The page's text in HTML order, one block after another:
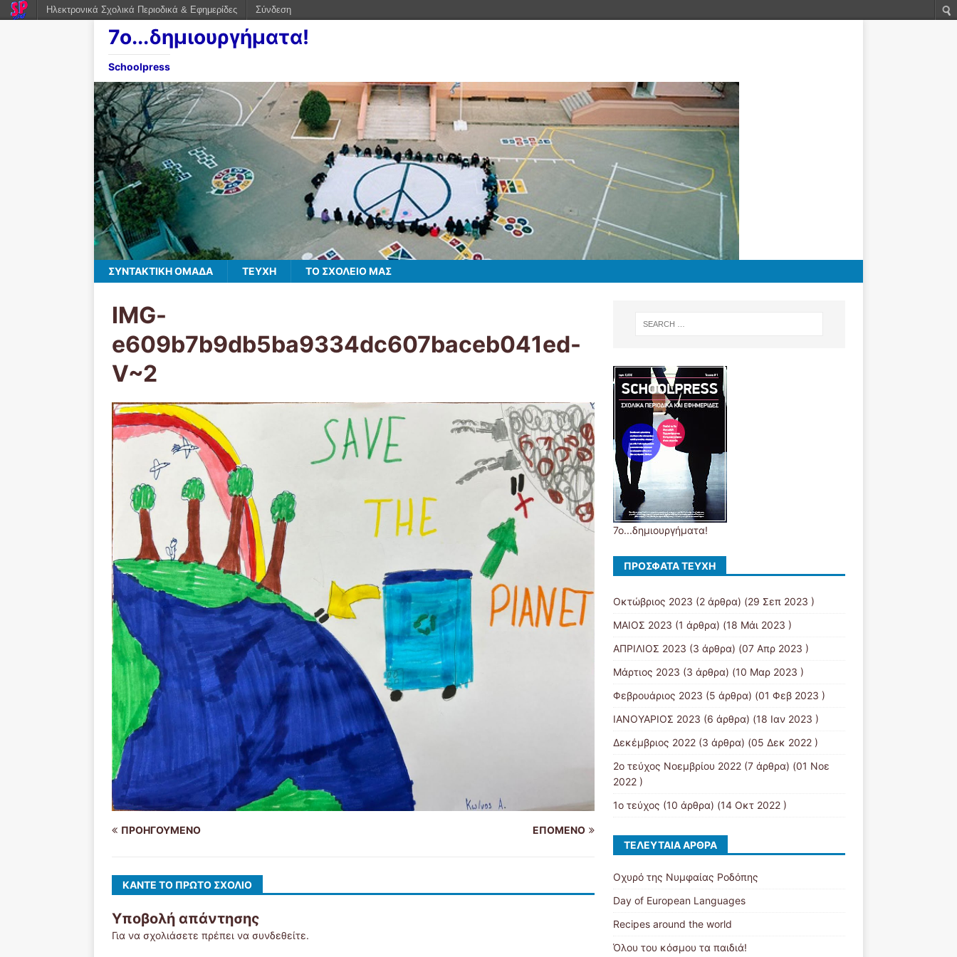
7ο...δημιουργήματα!
Schoolpress
ΣΥΝΤΑΚΤΙΚΗ ΟΜΑΔΑ ΤΕΥΧΗ ΤΟ ΣΧΟΛΕΙΟ ΜΑΣ
IMG-
e609b7b9db5ba9334dc607baceb041ed-
V~2
ΠΡΟΗΓΟΎΜΕΝΟ ΕΠΌΜΕΝΟ
ΚΆΝΤΕ ΤΟ ΠΡΏΤΟ ΣΧΌΛΙΟ
Υποβολή απάντησης
Για να σχολιάσετε πρέπει να συνδεθείτε.
7ο...δημιουργήματα!
ΠΡΌΣΦΑΤΑ ΤΕΎΧΗ
Οκτώβριος 2023 (2 άρθρα) (29 Σεπ 2023 )
MAIOΣ 2023 (1 άρθρα) (18 Μάι 2023 )
ΑΠΡΙΛΙΟΣ 2023 (3 άρθρα) (07 Απρ 2023 )
Μάρτιος 2023 (3 άρθρα) (10 Μαρ 2023 )
Φεβρουάριος 2023 (5 άρθρα) (01 Φεβ 2023 )
ΙΑΝΟΥΑΡΙΟΣ 2023 (6 άρθρα) (18 Ιαν 2023 )
Δεκέμβριος 2022(3 άρθρα) (05 Δεκ 2022 )
2ο τεύχος Νοεμβρίου 2022(7 άρθρα) (01 Νοε
2022 )
1ο τεύχος (10 άρθρα) (14 Οκτ 2022 )
ΤΕΛΕΥΤΑΊΑ ΆΡΘΡΑ
Οχυρό της Νυμφαίας Ροδόπης
Day of European Languages
Recipes around the world
Όλου του κόσμου τα παιδιά!
Ηλεκτρονικά Σχολικά Περιοδικά & Εφημερίδες Σύνδεση